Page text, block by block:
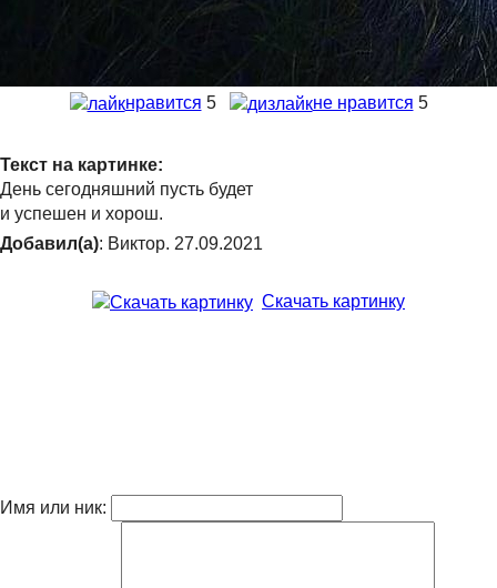
нравится 5 не нравится 5
Текст на картинке:
День сегодняшний пусть будет
и успешен и хорош.
Добавил(а): Виктор. 27.09.2021
Скачать картинку
Имя или ник: